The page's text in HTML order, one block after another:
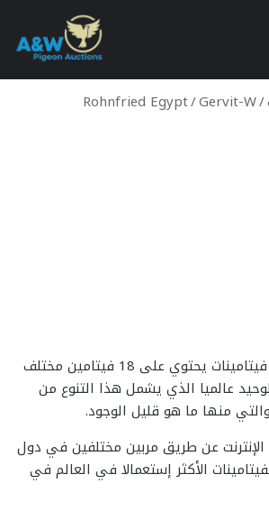
/
Rohnfried Egypt/Gervit-W
“جرفيت- في” مكمل فيتامينات يحتوي على 18 فيتامين مختلف
عالميا الذي يشمل هذا التنوع من
منها ما هو قليل الوجود.
عن طريق مربين مختلفين في دول
الأكثر إستعمالا في العالم في